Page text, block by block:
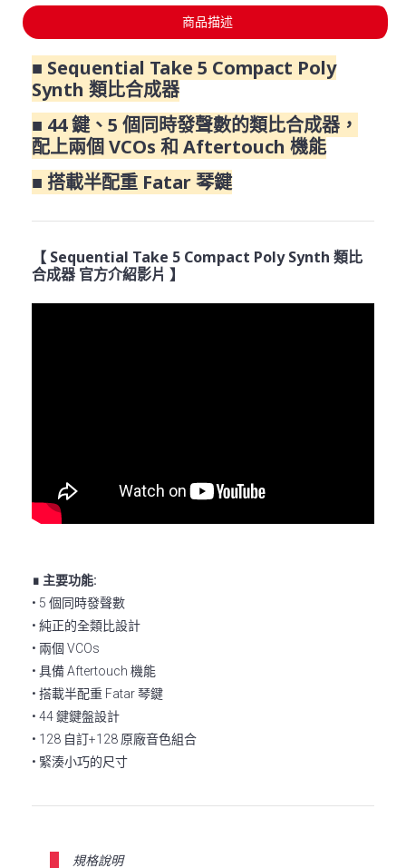
商品描述
■ Sequential Take 5 Compact Poly
Synth 類比合成器
■ 44 鍵、5 個同時發聲數的類比合成器，
配上兩個 VCOs 和 Aftertouch 機能
■ 搭載半配重 Fatar 琴鍵
【 Sequential Take 5 Compact Poly Synth 類比
合成器 官方介紹影片 】
∎ 主要功能:
• 5 個同時發聲數
• 純正的全類比設計
• 兩個 VCOs
• 具備 Aftertouch 機能
• 搭載半配重 Fatar 琴鍵
• 44 鍵鍵盤設計
• 128 自訂+128 原廠音色組合
• 緊湊小巧的尺寸
規格說明